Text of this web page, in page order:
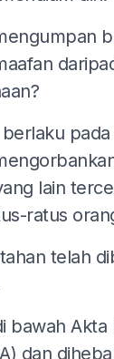
lain
ratus
telah
bawah Akta
dan